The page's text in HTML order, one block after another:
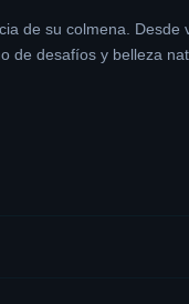
de su colmena.
desafíos y belleza